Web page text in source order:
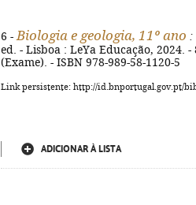
6 - Biologia e geologia, 11º ano :
ed. - Lisboa : LeYa Educação, 2024.
(Exame). - ISBN 978-989-58-1120-5
Link persistente: http://id.bnportugal.gov.pt/
ADICIONAR À LISTA